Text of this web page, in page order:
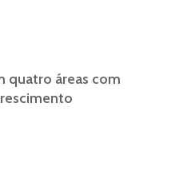
quatro áreas com